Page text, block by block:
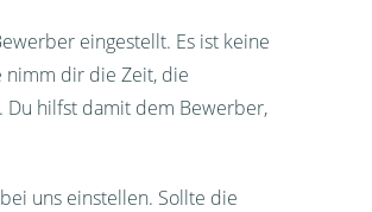
eingestellt. Es ist keine
nimm dir die Zeit, die
. Du hilfst damit dem Bewerber,
uns einstellen. Sollte die